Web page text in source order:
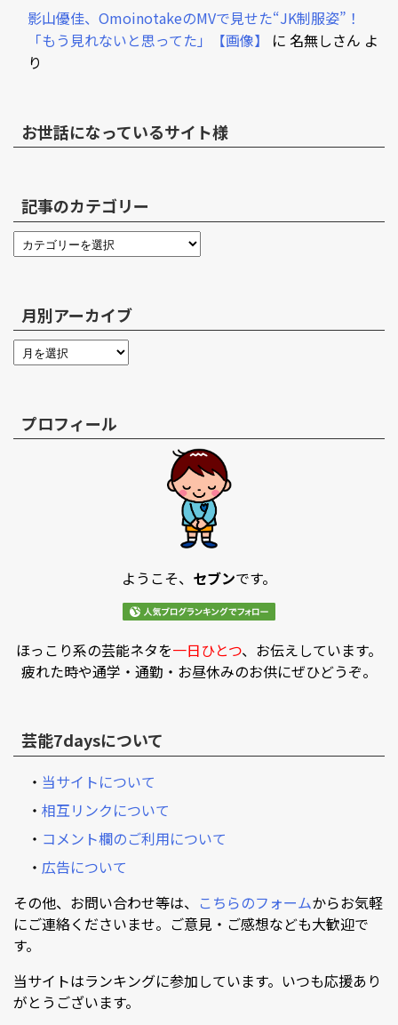
影山優佳、OmoinotakeのMVで見せた“JK制服姿”！
「もう見れないと思ってた」【画像】
に 名無しさん よ
り
お世話になっているサイト様
記事のカテゴリー
月別アーカイブ
プロフィール
ようこそ、 セブンです。
ほっこり系の芸能ネタを一日ひとつ、お伝えしています。
疲れた時や通学・通勤・お昼休みのお供にぜひどうぞ。
芸能7daysについて
・ 当サイトについて
・ 相互リンクについて
・ コメント欄のご利用について
・ 広告について
その他、お問い合わせ等は、 こちらのフォームからお気軽
にご連絡くださいませ。ご意見・ご感想なども大歓迎で
す。
当サイトはランキングに参加しています。いつも応援あり
がとうございます。